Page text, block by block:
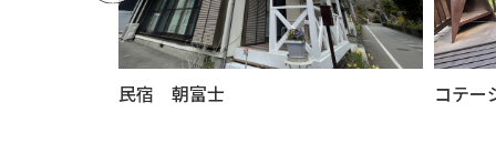
民宿 朝富士 コテー